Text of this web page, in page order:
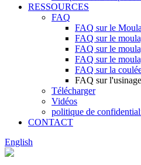
RESSOURCES
FAQ
FAQ sur le
FAQ sur le
FAQ sur le
FAQ sur le
FAQ sur la
FAQ sur
Télécharger
Vidéos
politique de
CONTACT
English